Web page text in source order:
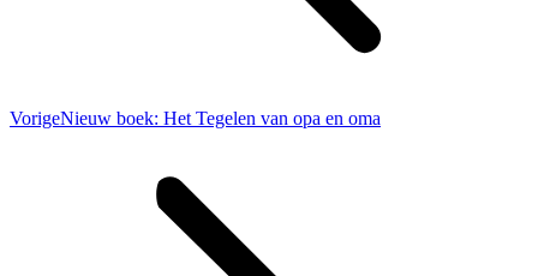
VorigeVorig
Nieuw boek: Het Tegelen van opa en oma